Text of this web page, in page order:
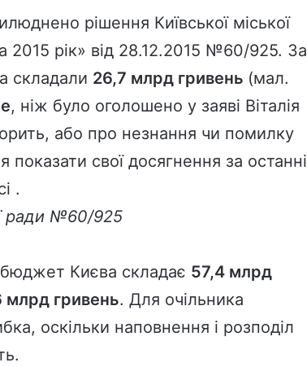
рішення Київської міської
рік» від 28.12.2015 №60/925. За
складали 26,7 млрд гривень (мал.
, ніж було оголошено у заяві Віталія
або про незнання чи помилку
свої досягнення за останні
.
ради №60/925
Києва складає 57,4 млрд
млрд гривень. Для очільника
оскільки наповнення і розподіл